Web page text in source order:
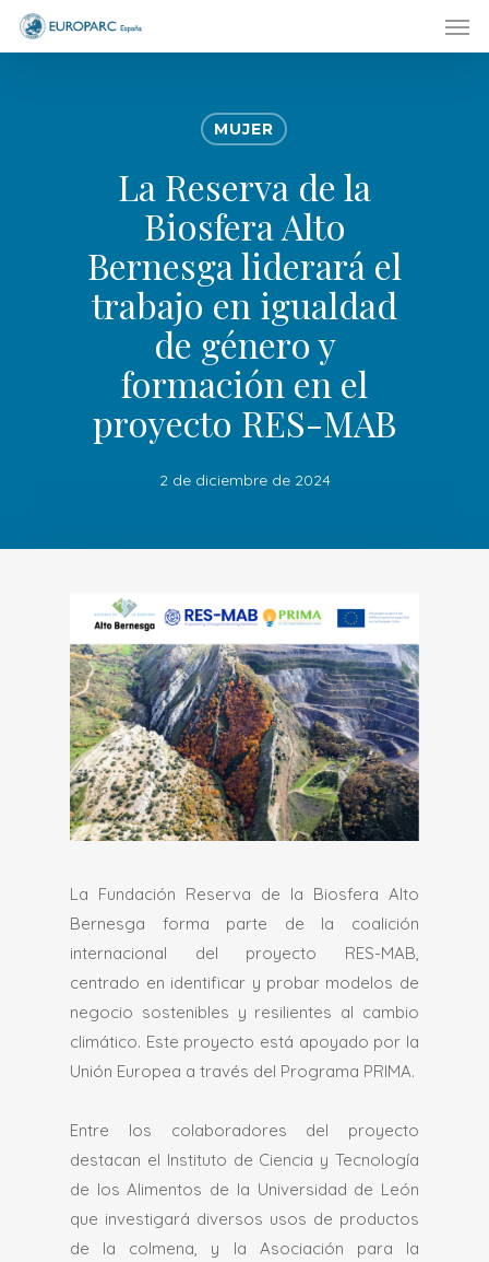
Skip
MUJER
La Reserva de la
Biosfera Alto
Bernesga liderará el
trabajo en igualdad
de género y
formación en el
proyecto RES-MAB
2 de diciembre de 2024
La Fundación Reserva de la Biosfera Alto
Bernesga forma parte de la coalición
internacional del proyecto RES-MAB,
centrado en identificar y probar modelos de
negocio sostenibles y resilientes al cambio
climático. Este proyecto está apoyado por la
Unión Europea a través del Programa PRIMA.
Entre los colaboradores del proyecto
destacan el Instituto de Ciencia y Tecnología
de los Alimentos de la Universidad de León
que investigará diversos usos de productos
de la colmena, y la Asociación para la